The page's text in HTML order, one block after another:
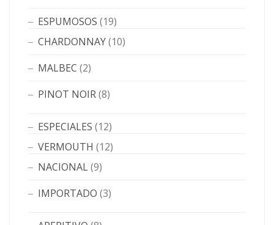
ESPUMOSOS (19)
CHARDONNAY(10)
MALBEC (2)
PINOT NOIR(8)
ESPECIALES (12)
VERMOUTH (12)
NACIONAL(9)
IMPORTADO (3)